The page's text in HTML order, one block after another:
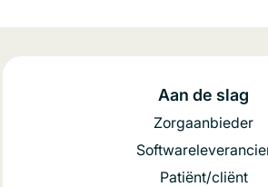
Aan de slag
Zorgaanbieder
Patiënt/cliënt